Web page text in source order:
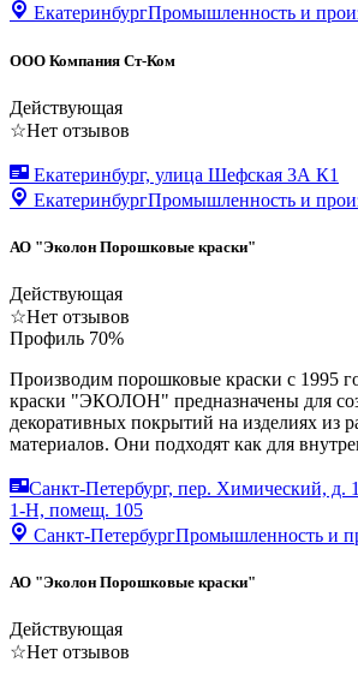
ЕкатеринбургПромышленность и
ООО Компания Ст-Ком
Действующая
☆Нет отзывов
Екатеринбург, улица Шефская 3А К1
ЕкатеринбургПромышленность и
АО "Эколон Порошковые краски"
Действующая
☆Нет отзывов
Профиль 70%
Производим порошковые краски с 1995
краски "ЭКОЛОН" предназначены для
декоративных покрытий на изделиях из
материалов. Они подходят как для
Санкт-Петербург, пер. Химический, д.
1-Н, помещ. 105
Санкт-ПетербургПромышленность и
АО "Эколон Порошковые краски"
Действующая
☆Нет отзывов